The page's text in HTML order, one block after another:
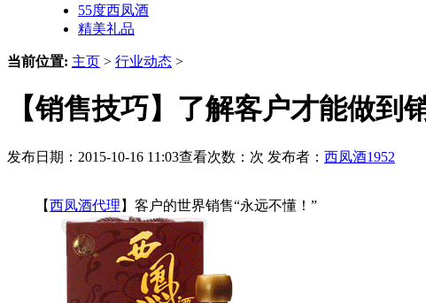
55度西凤酒
精美礼品
当前位置: 主页 > 行业动态 >
【销售技巧】了解客户才能做到
发布日期：2015-10-16 11:03查看次数： 次 发布者： 西凤酒1952
【西凤酒代理 】客户的世界销售“永远不懂！”